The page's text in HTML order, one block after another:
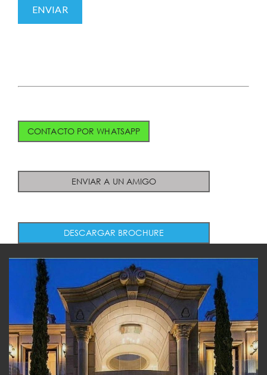
CONTACTO POR WHATSAPP
ENVIAR A UN AMIGO
DESCARGAR BROCHURE